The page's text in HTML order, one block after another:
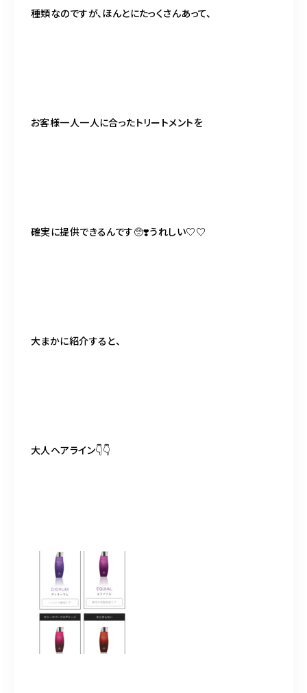
種類なのですが、ほんとにたっくさんあって、
お客様一人一人に合ったトリートメントを
確実に提供できるんです🥺❣️うれしい♡♡
大まかに紹介すると、
大人ヘアライン👇👇